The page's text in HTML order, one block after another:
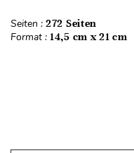
Seiten : 272 Seiten
Format : 14,5 cm x 21 cm